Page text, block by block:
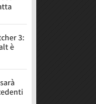
3:
è